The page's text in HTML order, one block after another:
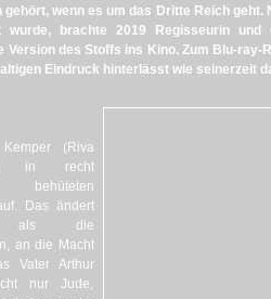
gehört, wenn es um das Dritte Reich
wurde, brachte 2019 Regisseurin und
Version des Stoffs ins Kino. Zum Blu-ray-
Eindruck hinterlässt wie seinerzeit
(Riva
in recht
behüteten
Das ändert
als die
an die Macht
Vater Arthur
nur Jude,